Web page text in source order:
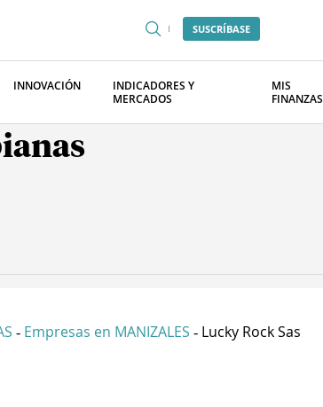
SUSCRÍBASE
INNOVACIÓN
INDICADORES Y
MERCADOS
MIS
FINANZAS
- Empresas en MANIZALES - Lucky Rock Sas